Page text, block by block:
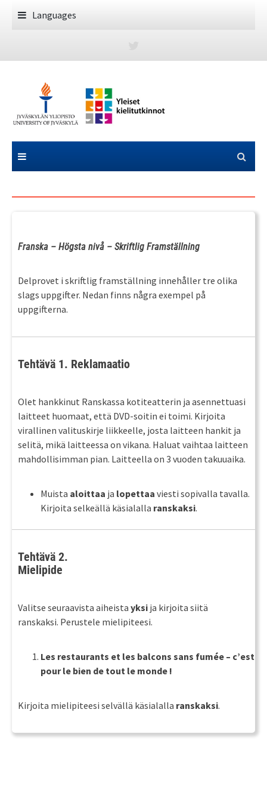
Languages
Franska – Högsta nivå – Skriftlig Framställning
Delprovet i skriftlig framställning innehåller tre olika
slags uppgifter. Nedan finns några exempel på
uppgifterna.
Tehtävä 1. Reklamaatio
Olet hankkinut Ranskassa kotiteatterin ja asennettuasi
laitteet huomaat, että DVD-soitin ei toimi. Kirjoita
virallinen valituskirje liikkeelle, josta laitteen hankit ja
selitä, mikä laitteessa on vikana. Haluat vaihtaa laitteen
mahdollisimman pian. Laitteella on 3 vuoden takuuaika.
Muista aloittaa ja lopettaa viesti sopivalla tavalla.
Kirjoita selkeällä käsialalla ranskaksi.
Tehtävä 2.
Mielipide
Valitse seuraavista aiheista yksi ja kirjoita siitä
ranskaksi. Perustele mielipiteesi.
Les restaurants et les balcons sans fumée – c’est
pour le bien de tout le monde !
Kirjoita mielipiteesi selvällä käsialalla ranskaksi.